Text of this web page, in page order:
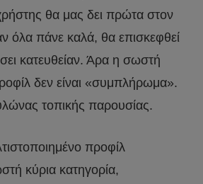
θα μας δει πρώτα στον
όλα πάνε καλά, θα επισκεφθεί
κατευθείαν. Άρα η σωστή
δεν είναι «συμπλήρωμα».
τοπικής παρουσίας.
προφίλ
κύρια κατηγορία,